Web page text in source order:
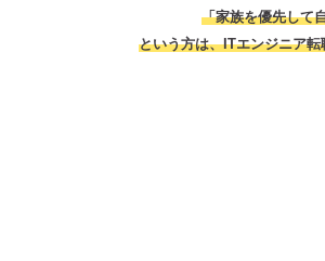
「家族を優先して
という方は、ITエンジニア転